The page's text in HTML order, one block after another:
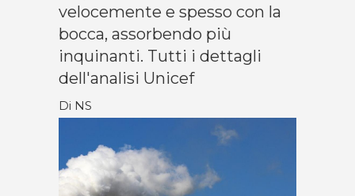
velocemente e spesso con la
bocca, assorbendo più
inquinanti. Tutti i dettagli
dell'analisi Unicef
Di NS